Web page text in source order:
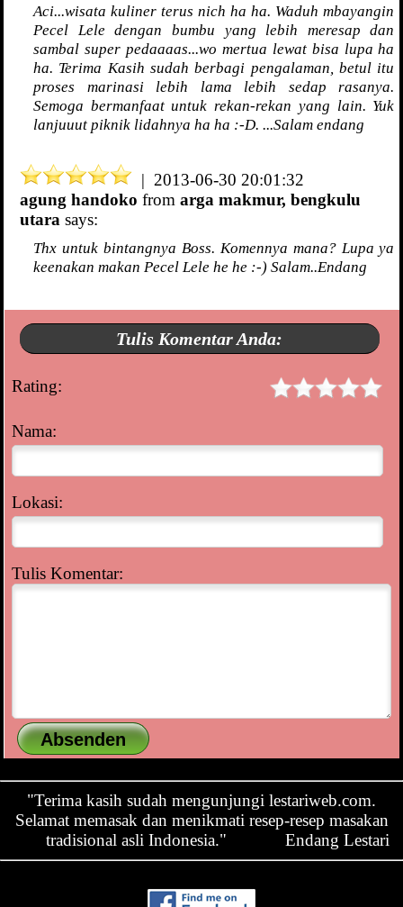
Aci...wisata kuliner terus nich ha ha. Waduh mbayangin
Pecel Lele dengan bumbu yang lebih meresap dan
sambal super pedaaaas...wo mertua lewat bisa lupa ha
ha. Terima Kasih sudah berbagi pengalaman, betul itu
proses marinasi lebih lama lebih sedap rasanya.
Semoga bermanfaat untuk rekan-rekan yang lain. Yuk
lanjuuut piknik lidahnya ha ha :-D. ...Salam endang
| 2013-06-30 20:01:32
agung handoko from arga makmur, bengkulu
utara says:
Thx untuk bintangnya Boss. Komennya mana? Lupa ya
keenakan makan Pecel Lele he he :-) Salam..Endang
Tulis Komentar Anda:
Rating:
Nama:
Lokasi:
Tulis Komentar:
"Terima kasih sudah mengunjungi lestariweb.com.
Selamat memasak dan menikmati resep-resep masakan
tradisional asli Indonesia."
Endang Lestari